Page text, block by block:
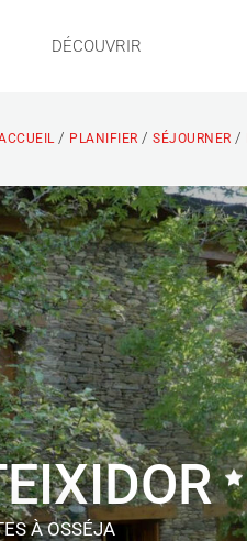
DÉCOUVRIR
/ PLANIFIER / SÉJOURNER /
À OSSÉJA